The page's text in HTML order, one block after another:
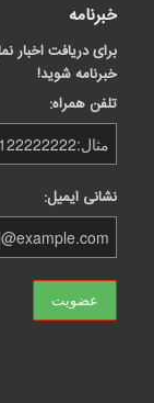
خبرنامه
برای دریافت اخبار
خبرنامه شوید!
تلفن همراه:
نشانی ایمیل: